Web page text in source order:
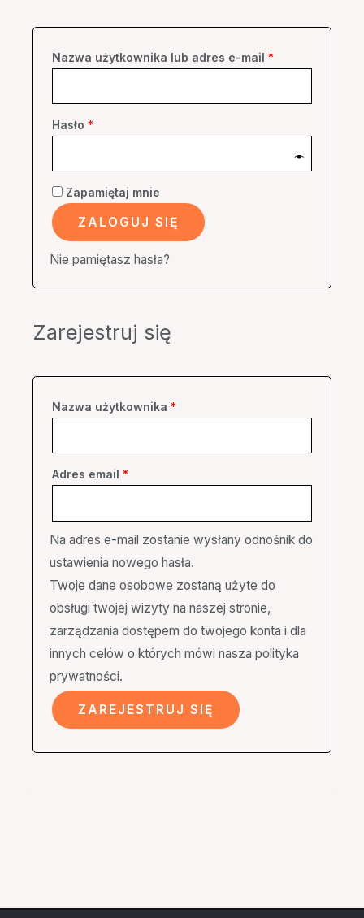
Nazwa użytkownika lub adres e-mail *
Hasło *
Zapamiętaj mnie
ZALOGUJ SIĘ
Nie pamiętasz hasła?
Zarejestruj się
Nazwa użytkownika *
Adres email *
Na adres e-mail zostanie wysłany odnośnik do
ustawienia nowego hasła.
Twoje dane osobowe zostaną użyte do
obsługi twojej wizyty na naszej stronie,
zarządzania dostępem do twojego konta i dla
innych celów o których mówi nasza polityka
prywatności.
ZAREJESTRUJ SIĘ